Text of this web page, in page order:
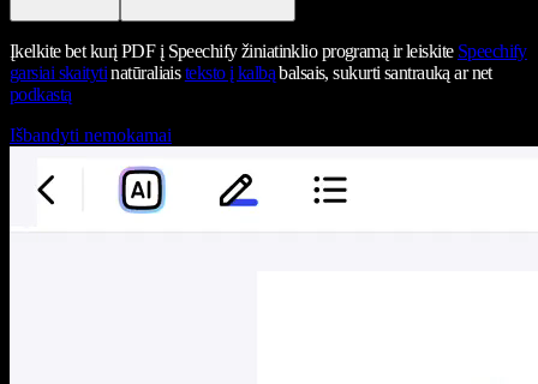
Įkelkite bet kurį PDF į Speechify žiniatinklio programą ir leiskite Speechify
garsiai skaitytinatūraliaisteksto į kalbąbalsais, sukurti santrauką ar net
podkastą
Išbandyti nemokamai